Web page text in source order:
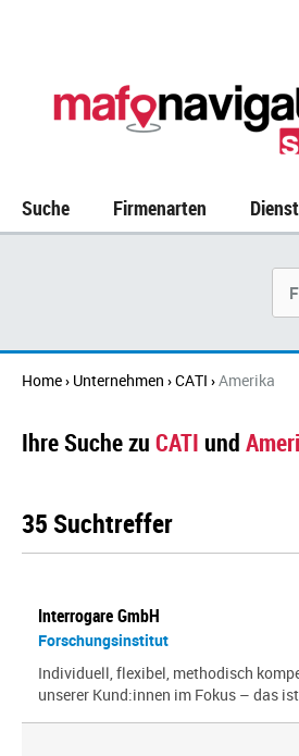
Suche Firmenarten
Home› Unternehmen ›CATI ›Amerika
Ihre Suche zu CATI und
35 Suchtreffer
Interrogare GmbH
Forschungsinstitut
Individuell, flexibel, methodisch
unserer Kund:innen im Fokus – das